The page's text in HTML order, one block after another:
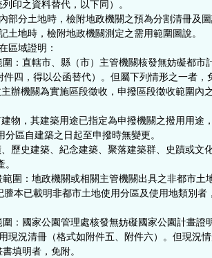
之資料替代，以下同）。
部分土地時，檢附地政機關之預為分割清冊及
地時，檢附地政機關測定之需用範圍圖說。
區域證明：
直轄市、縣（市）主管機關核發無妨礙都市
得以公函替代）。但屬下列情形之一者，
關為實施區段徵收，申撥區段徵收範圍內
其建築用途已指定為申撥機關之撥用用途
建築之日起至申撥時無變更。
建築、紀念建築、聚落建築群、史蹟或文
：地政機關或相關主管機關出具之非都市土
載明非都市土地使用分區及使用地類別者
國家公園管理處核發無妨礙國家公園計畫證
現況清冊（格式如附件五、附件六）。但現況
明者，免附。